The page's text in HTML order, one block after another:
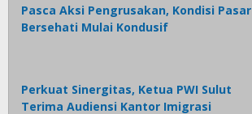
Pasca Aksi Pengrusakan, Kondisi Pasar
Bersehati Mulai Kondusif
Perkuat Sinergitas, Ketua PWI Sulut
Terima Audiensi Kantor Imigrasi